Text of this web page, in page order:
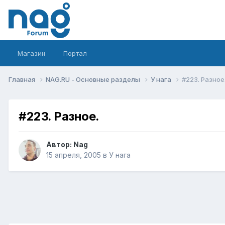
Магазин Портал
Главная NAG.RU - Основные разделы У нага #223.
#223. Разное.
Автор: Nag
15 апреля, 2005 в У нага